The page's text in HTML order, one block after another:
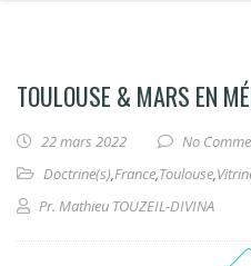
TOULOUSE & MARS EN
22 mars 2022
No
Doctrine(s),France,Toulouse,
Pr. Mathieu TOUZEIL-DIVINA